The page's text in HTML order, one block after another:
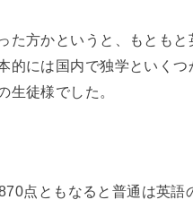
た方かというと、もとも
的には国内で独学といく
生徒様でした。
点ともなると普通は英語